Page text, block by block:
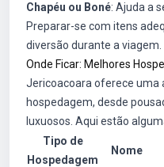
Chapéu ou Boné: Ajuda a
Preparar-se com itens
diversão durante a viagem.
Onde Ficar: Melhores
Jericoacoara oferece uma
hospedagem, desde
luxuosos. Aqui estão
Tipo de
Hospedagem
Nome